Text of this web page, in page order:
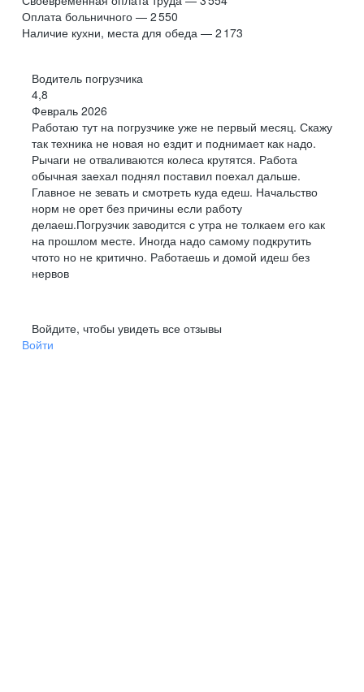
Оплата больничного — 2 550
Наличие кухни, места для обеда — 2 173
Водитель погрузчика
4,8
Февраль 2026
Работаю тут на погрузчике уже не первый месяц. Скажу
так техника не новая но ездит и поднимает как надо.
Рычаги не отваливаются колеса крутятся. Работа
обычная заехал поднял поставил поехал дальше.
Главное не зевать и смотреть куда едеш. Начальство
норм не орет без причины если работу
делаеш.Погрузчик заводится с утра не толкаем его как
на прошлом месте. Иногда надо самому подкрутить
чтото но не критично. Работаешь и домой идеш без
нервов
Войдите, чтобы увидеть все отзывы
Войти